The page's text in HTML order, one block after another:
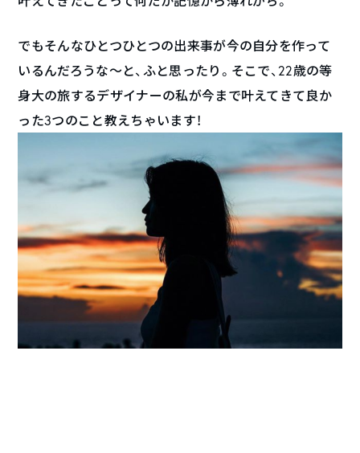
でもそんなひとつひとつの出来事が今の自分を作って
いるんだろうな〜と、ふと思ったり。そこで、22歳の等
身大の旅するデザイナーの私が今まで叶えてきて良か
った3つのこと教えちゃいます！